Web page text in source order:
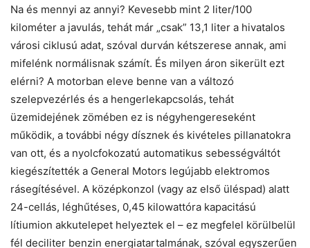
Na és mennyi az annyi? Kevesebb mint 2 liter/100
kilométer a javulás, tehát már „csak” 13,1 liter a hivatalos
városi ciklusú adat, szóval durván kétszerese annak, ami
mifelénk normálisnak számít. És milyen áron sikerült ezt
elérni? A motorban eleve benne van a változó
szelepvezérlés és a hengerlekapcsolás, tehát
üzemidejének zömében ez is négyhengereseként
működik, a további négy dísznek és kivételes pillanatokra
van ott, és a nyolcfokozatú automatikus sebességváltót
kiegészítették a General Motors legújabb elektromos
rásegítésével. A középkonzol (vagy az első üléspad) alatt
24-cellás, léghűtéses, 0,45 kilowattóra kapacitású
lítiumion akkutelepet helyeztek el – ez megfelel körülbelül
fél deciliter benzin energiatartalmának, szóval egyszerűen